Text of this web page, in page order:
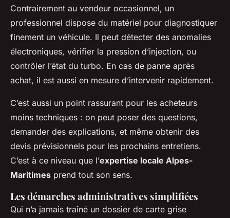
Contrairement au vendeur occasionnel, un
professionnel dispose du matériel pour diagnostiquer
finement un véhicule. Il peut détecter des anomalies
électroniques, vérifier la pression d’injection, ou
contrôler l’état du turbo. En cas de panne après
achat, il est aussi en mesure d’intervenir rapidement.
C’est aussi un point rassurant pour les acheteurs
moins techniques : on peut poser des questions,
demander des explications, et même obtenir des
devis prévisionnels pour les prochains entretiens.
C’est à ce niveau que l’expertise locale Alpes-
Maritimes prend tout son sens.
Les démarches administratives simplifiées
Qui n’a jamais traîné un dossier de carte grise